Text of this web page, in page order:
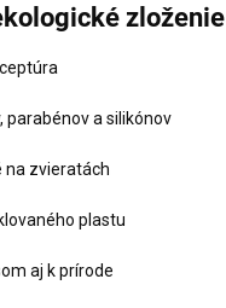
zloženie
parabénov a silikónov
na zvieratách
plastu
aj k prírode